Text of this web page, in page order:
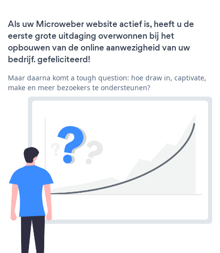
Als uw Microweber website actief is, heeft u de
eerste grote uitdaging overwonnen bij het
opbouwen van de online aanwezigheid van uw
bedrijf. gefeliciteerd!
Maar daarna komt a tough question: hoe draw in, captivate,
make en meer bezoekers te ondersteunen?